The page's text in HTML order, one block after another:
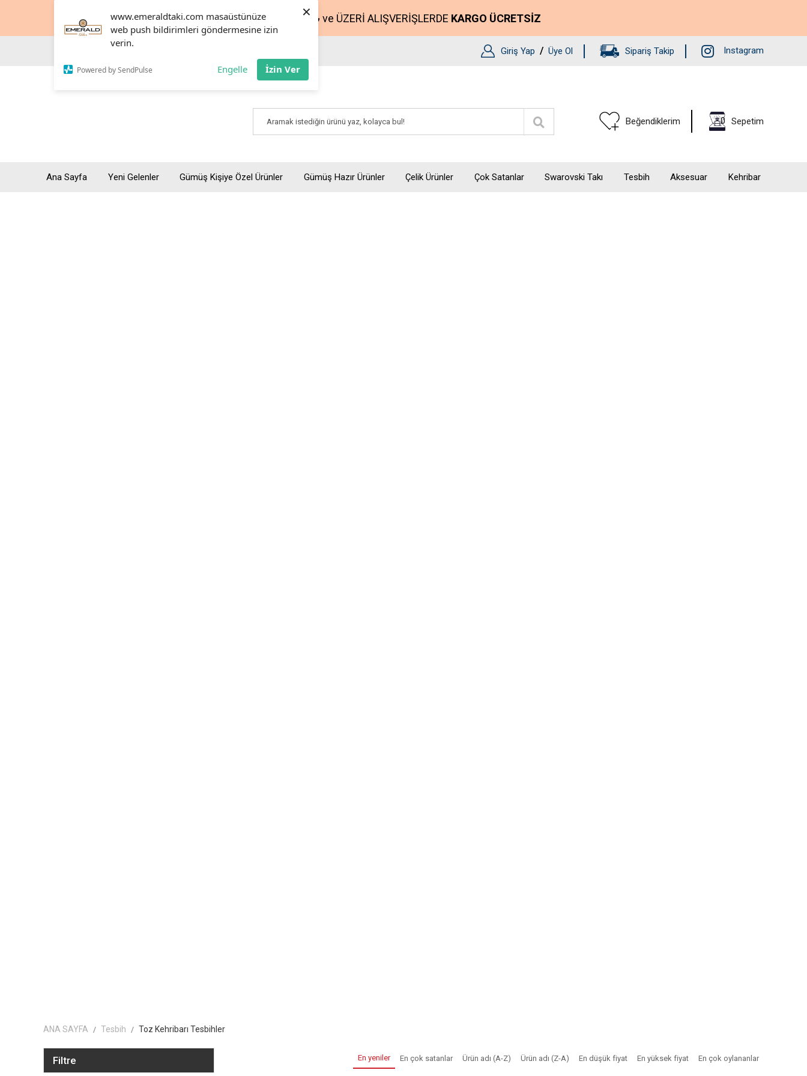
www.emeraldtaki.com masaüstünüze
web push bildirimleri göndermesine izin
verin.
Powered by SendPulse Engelle İzin Ver
×
2500₺ ve ÜZERİ ALIŞVERİŞLERDE KARGO ÜCRETSİZ
Giriş Yap / Üye Ol Sipariş Takip Instagram
Beğendiklerim Sepetim
0
Ana Sayfa Yeni Gelenler Gümüş Kişiye Özel Ürünler Gümüş Hazır Ürünler Çelik Ürünler Çok Satanlar Swarovski Takı Tesbih Aksesuar Kehribar
ANA SAYFA Tesbih Toz Kehribarı Tesbihler
Filtre En yeniler En çok satanlar Ürün adı (A-Z) Ürün adı (Z-A) En düşük fiyat En yüksek fiyat En çok oylananlar